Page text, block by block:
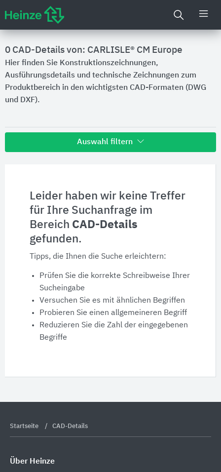
0 CAD-Details von: CARLISLE® CM Europe
Hier finden Sie Konstruktionszeichnungen,
Ausführungsdetails und technische Zeichnungen zum
Produktbereich in den wichtigsten CAD-Formaten (DWG
und DXF).
Auswahl filtern
Produktinformationen
Produktdaten
Ausschreibungstexte
CAD-Details
Architekturobjekte
Leider haben wir keine Treffer
für Ihre Suchanfrage im
Bereich CAD-Details
gefunden.
Tipps, die Ihnen die Suche erleichtern:
Prüfen Sie die korrekte Schreibweise Ihrer
Sucheingabe
Versuchen Sie es mit ähnlichen Begriffen
Probieren Sie einen allgemeineren Begriff
Reduzieren Sie die Zahl der eingegebenen
Begriffe
Startseite CAD-Details
Über Heinze